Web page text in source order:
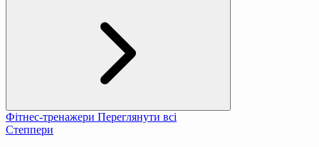
Фітнес-тренажери Переглянути всі
Степпери